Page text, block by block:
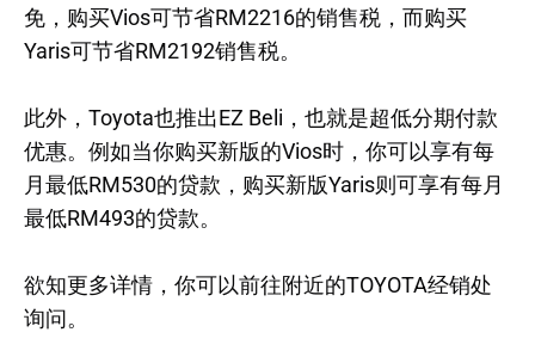
免，购买Vios可节省RM2216的销售税，而购买
Yaris可节省RM2192销售税。
此外，Toyota也推出EZ Beli，也就是超低分期付款
优惠。例如当你购买新版的Vios时，你可以享有每
月最低RM530的贷款，购买新版Yaris则可享有每月
最低RM493的贷款。
欲知更多详情，你可以前往附近的TOYOTA经销处
询问。